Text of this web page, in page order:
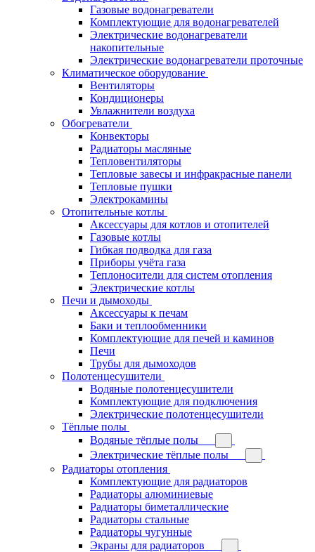
Газовые водонагреватели
Комплектующие для водонагревателей
Электрические водонагреватели
накопительные
Электрические водонагреватели проточные
Климатическое оборудование
Вентиляторы
Кондиционеры
Увлажнители воздуха
Обогреватели
Конвекторы
Радиаторы масляные
Тепловентиляторы
Тепловые завесы и инфракрасные панели
Тепловые пушки
Электрокамины
Отопительные котлы
Аксессуары для котлов и отопителей
Газовые котлы
Гибкая подводка для газа
Приборы учёта газа
Теплоносители для систем отопления
Электрические котлы
Печи и дымоходы
Аксессуары к печам
Баки и теплообменники
Комплектующие для печей и каминов
Печи
Трубы для дымоходов
Полотенцесушители
Водяные полотенцесушители
Комплектующие для подключения
Электрические полотенцесушители
Тёплые полы
Водяные тёплые полы
Электрические тёплые полы
Радиаторы отопления
Комплектующие для радиаторов
Радиаторы алюминиевые
Радиаторы биметаллические
Радиаторы стальные
Радиаторы чугунные
Экраны для радиаторов